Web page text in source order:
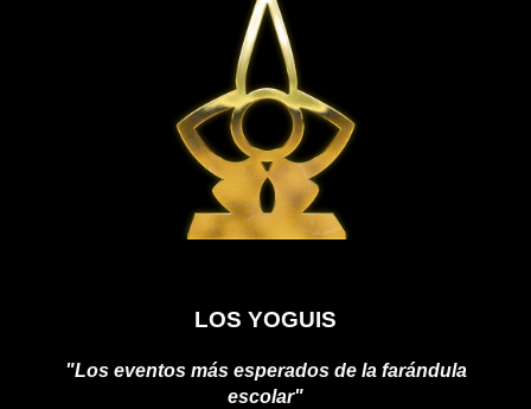
LOS YOGUIS
"Los eventos más esperados de la farándula
escolar"